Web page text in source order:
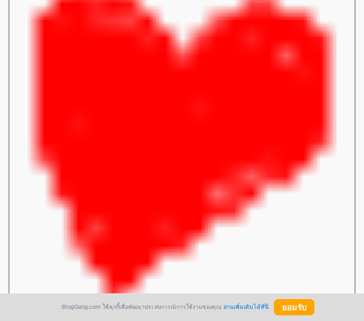
14 สิงหาคม 2548 0:42:10 น.
BlogGang.com ใช้คุกกี้เพื่อพัฒนาประสบการณ์การใช้งานของคุณ อ่านเพิ่มเติมได้ที่นี่